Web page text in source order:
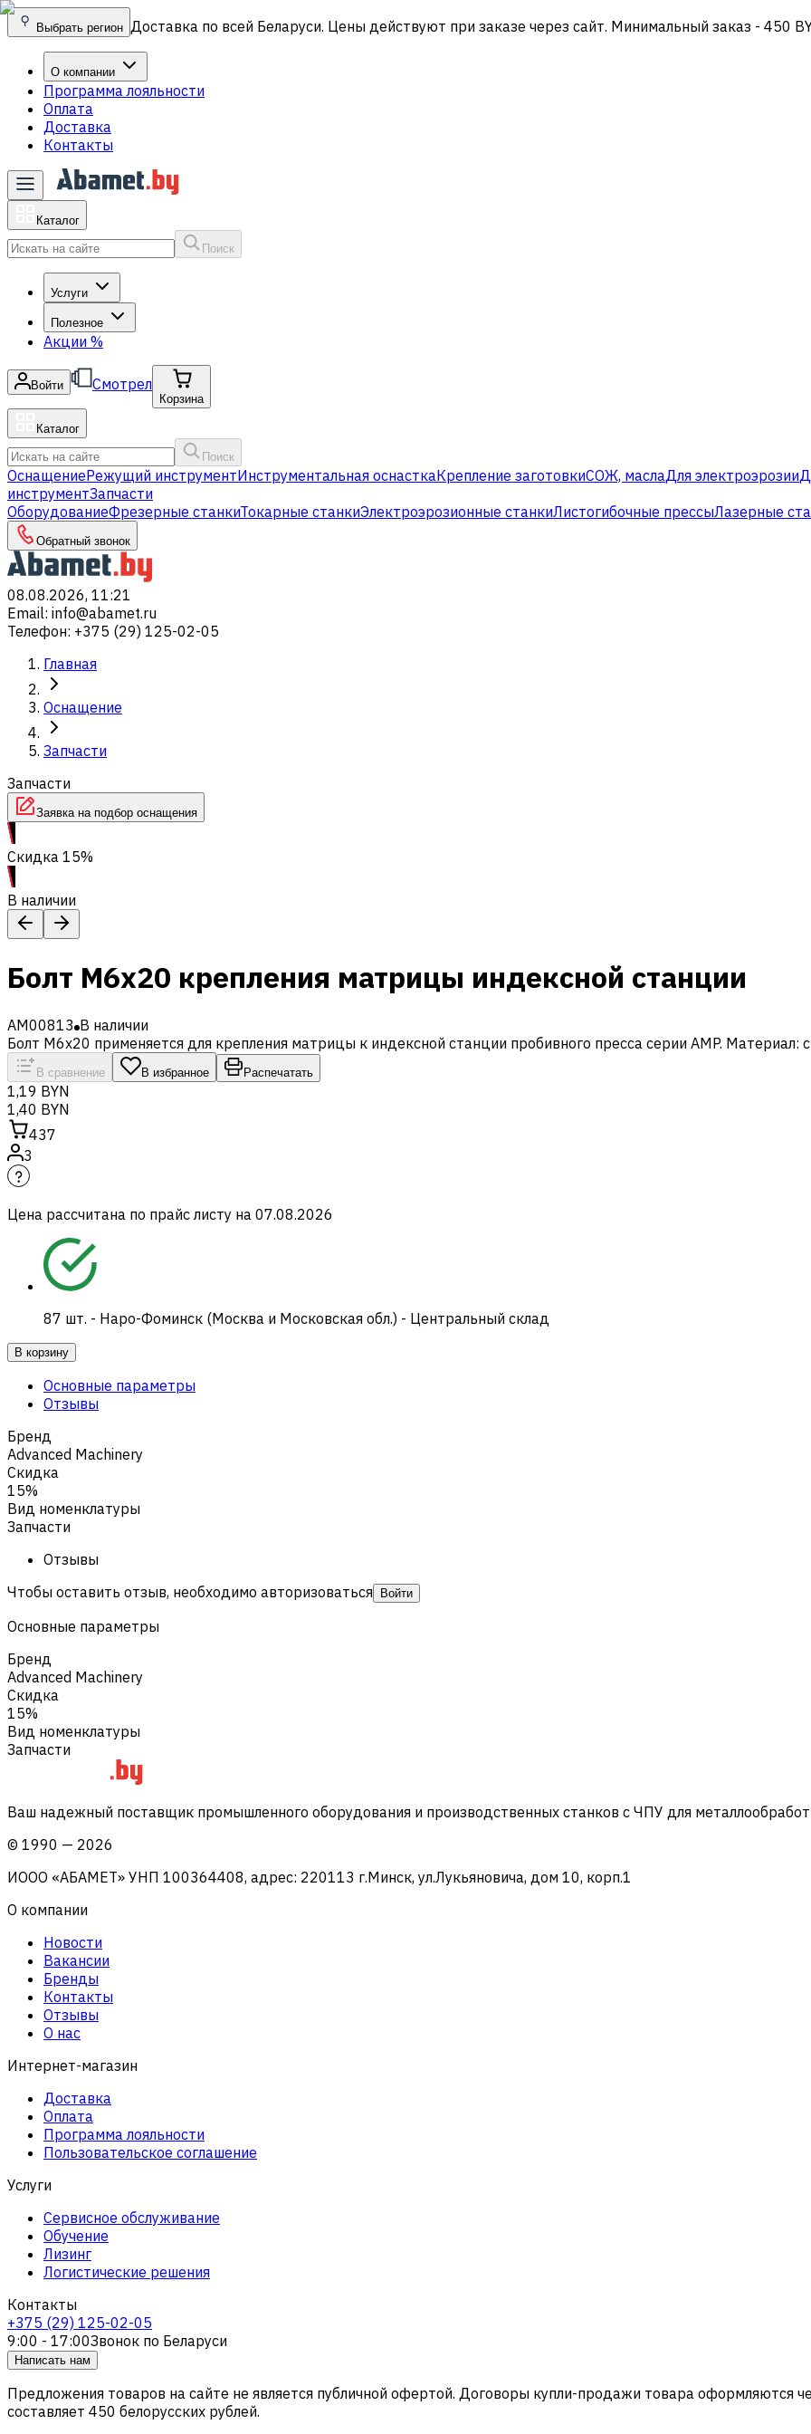
Выбрать регион Доставка по всей Беларуси. Цены действуют при заказе через сайт. Минимальный заказ - 450
О компании
Программа лояльности
Оплата
Доставка
Контакты
Каталог
Поиск
Услуги
Полезное
Акции %
Войти Смотрел
Корзина
Каталог
Поиск
ОснащениеРежущий инструментИнструментальная оснасткаКрепление заготовкиСОЖ, маслаДля электроэрозии
инструментЗапчасти
ОборудованиеФрезерные станкиТокарные станкиЭлектроэрозионные станкиЛистогибочные прессыЛазерные
Обратный звонок
08.08.2026, 11:21
Email: info@abamet.ru
Телефон: +375 (29) 125-02-05
Главная
Оснащение
Запчасти
Запчасти
Заявка на подбор оснащения
Скидка 15%
В наличии
Болт М6х20 крепления матрицы индексной станции
AM00813 В наличии
Болт М6х20 применяется для крепления матрицы к индексной станции пробивного пресса серии AMP. Материал:
В сравнение В избранное Распечатать
1,19 BYN
1,40 BYN
437
3
Цена рассчитана по прайс листу на 07.08.2026
87 шт. - Наро-Фоминск (Москва и Московская обл.) - Центральный склад
В корзину
Основные параметры
Отзывы
Бренд
Advanced Machinery
Скидка
15%
Вид номенклатуры
Запчасти
Отзывы
Чтобы оставить отзыв, необходимо авторизоваться
Войти
Основные параметры
Бренд
Advanced Machinery
Скидка
15%
Вид номенклатуры
Запчасти
Ваш надежный поставщик промышленного оборудования и производственных станков с ЧПУ для
© 1990 — 2026
ИООО «АБАМЕТ» УНП 100364408, адрес: 220113 г.Минск, ул.Лукьяновича, дом 10, корп.1
О компании
Новости
Вакансии
Бренды
Контакты
Отзывы
О нас
Интернет-магазин
Доставка
Оплата
Программа лояльности
Пользовательское соглашение
Услуги
Сервисное обслуживание
Обучение
Лизинг
Логистические решения
Контакты
+375 (29) 125-02-05
9:00 - 17:00Звонок по Беларуси
Написать нам
Предложения товаров на сайте не является публичной офертой. Договоры купли-продажи товара оформляются
составляет 450 белорусских рублей.